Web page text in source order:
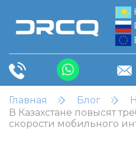
Главная Блог
В Казахстане повысят
скорости мобильного